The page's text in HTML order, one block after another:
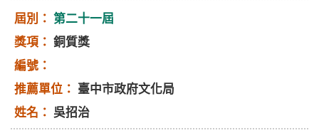
第二十一屆
銅質獎
臺中市政府文化局
吳招治